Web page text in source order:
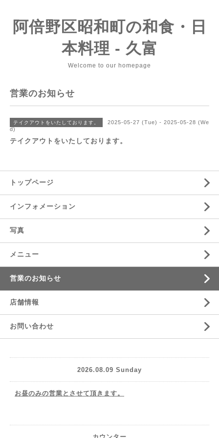
阿倍野区昭和町の和食・日
本料理 - 久富
Welcome to our homepage
営業のお知らせ
テイクアウトをいたしております。
2025-05-27 (Tue) - 2025-05-28 (We
d)
テイクアウトをいたしております。
トップページ
インフォメーション
写真
メニュー
営業のお知らせ
店舗情報
お問い合わせ
2026.08.09 Sunday
お昼のみの営業とさせて頂きます。